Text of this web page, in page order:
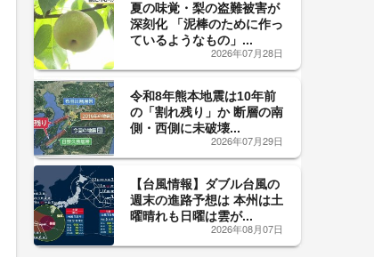
夏の味覚・梨の盗難被害が
深刻化 「泥棒のために作っ
ているようなもの」...
2026年07月28日
令和8年熊本地震は10年前
の「割れ残り」か 断層の南
側・西側に未破壊...
2026年07月29日
【台風情報】ダブル台風の
週末の進路予想は 本州は土
曜晴れも日曜は雲が...
2026年08月07日